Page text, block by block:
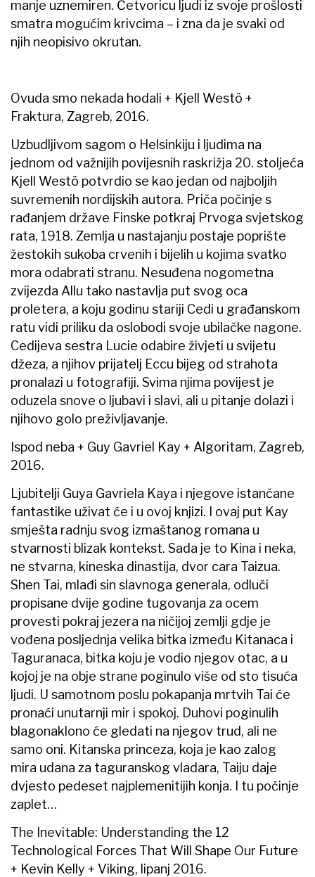
manje uznemiren. Četvoricu ljudi iz svoje prošlosti
smatra mogućim krivcima – i zna da je svaki od
njih neopisivo okrutan.
Ovuda smo nekada hodali + Kjell Westö +
Fraktura, Zagreb, 2016.
Uzbudljivom sagom o Helsinkiju i ljudima na
jednom od važnijih povijesnih raskrižja 20. stoljeća
Kjell Westö potvrdio se kao jedan od najboljih
suvremenih nordijskih autora. Priča počinje s
rađanjem države Finske potkraj Prvoga svjetskog
rata, 1918. Zemlja u nastajanju postaje poprište
žestokih sukoba crvenih i bijelih u kojima svatko
mora odabrati stranu. Nesuđena nogometna
zvijezda Allu tako nastavlja put svog oca
proletera, a koju godinu stariji Cedi u građanskom
ratu vidi priliku da oslobodi svoje ubilačke nagone.
Cedijeva sestra Lucie odabire živjeti u svijetu
džeza, a njihov prijatelj Eccu bijeg od strahota
pronalazi u fotografiji. Svima njima povijest je
oduzela snove o ljubavi i slavi, ali u pitanje dolazi i
njihovo golo preživljavanje.
Ispod neba + Guy Gavriel Kay + Algoritam, Zagreb,
2016.
Ljubitelji Guya Gavriela Kaya i njegove istančane
fantastike uživat će i u ovoj knjizi. I ovaj put Kay
smješta radnju svog izmaštanog romana u
stvarnosti blizak kontekst. Sada je to Kina i neka,
ne stvarna, kineska dinastija, dvor cara Taizua.
Shen Tai, mlađi sin slavnoga generala, odluči
propisane dvije godine tugovanja za ocem
provesti pokraj jezera na ničijoj zemlji gdje je
vođena posljednja velika bitka između Kitanaca i
Taguranaca, bitka koju je vodio njegov otac, a u
kojoj je na obje strane poginulo više od sto tisuća
ljudi. U samotnom poslu pokapanja mrtvih Tai će
pronaći unutarnji mir i spokoj. Duhovi poginulih
blagonaklono će gledati na njegov trud, ali ne
samo oni. Kitanska princeza, koja je kao zalog
mira udana za taguranskog vladara, Taiju daje
dvjesto pedeset najplemenitijih konja. I tu počinje
zaplet…
The Inevitable: Understanding the 12
Technological Forces That Will Shape Our Future
+ Kevin Kelly + Viking, lipanj 2016.